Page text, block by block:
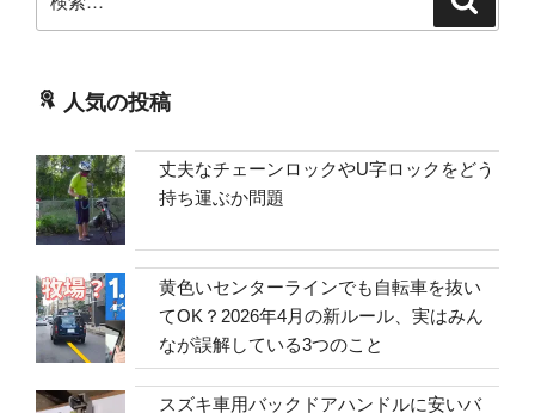
索:
人気の投稿
丈夫なチェーンロックやU字ロックをどう
持ち運ぶか問題
黄色いセンターラインでも自転車を抜い
てOK？2026年4月の新ルール、実はみん
なが誤解している3つのこと
スズキ車用バックドアハンドルに安いバ